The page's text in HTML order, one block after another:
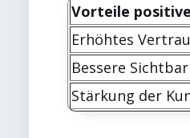
Vorteile
Erhöhtes
Bessere
Stärkung der